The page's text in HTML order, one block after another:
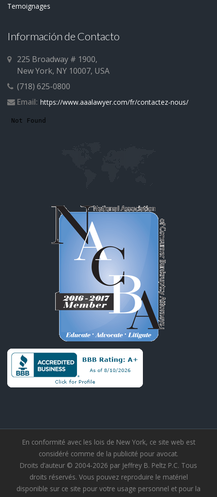
Temoignages
Información de Contacto
225 Broadway # 1900,
New York, NY 10007, USA
(718) 625-0800
Email: https://www.aaalawyer.com/fr/contactez-nous/
En conformité avec les lois de New York, ce site web est
considéré comme de la publicité pour avocat.
Droits d’auteur © 2004-2026 par Jeffrey B. Peltz P.C. Tous
droits réservés. Vous pouvez reproduire le matériel
disponible sur ce site pour votre usage personnel et pour la